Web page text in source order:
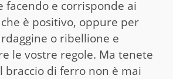
facendo e corrisponde ai
è positivo, oppure per
o ribellione e
le vostre regole. Ma tenete
braccio di ferro non è mai